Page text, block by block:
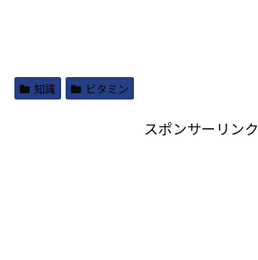
知識 ビタミン
スポンサーリンク